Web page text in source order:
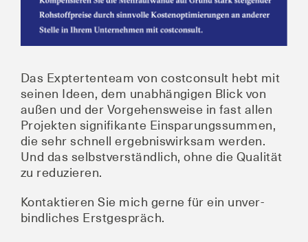
Das Expter­ten­team von cos­t­con­sult hebt mit
sei­nen Ideen, dem unab­hän­gi­gen Blick von
außen und der Vor­ge­hens­wei­se in fast allen
Pro­jek­ten signi­fi­kan­te Ein­spa­rungs­sum­men,
die sehr schnell ergeb­nis­wirk­sam wer­den.
Und das selbst­ver­ständ­lich, ohne die Qua­li­tät
zu reduzieren.
Kon­tak­tie­ren Sie mich ger­ne für ein unver­
bind­li­ches Erstgespräch.